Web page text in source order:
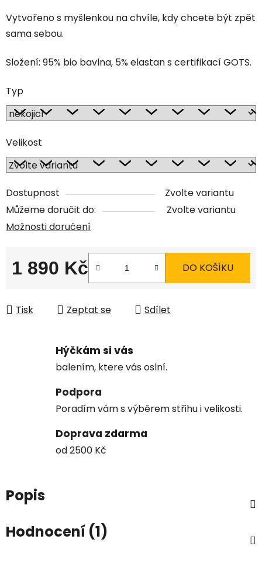
Vytvořeno s myšlenkou na chvíle, kdy chcete být zpět
sama sebou.
Složení: 95% bio bavlna, 5% elastan s certifikací GOTS.
Typ
Velikost
Dostupnost
Zvolte variantu
Můžeme doručit do:
Zvolte variantu
Možnosti doručení
1 890 Kč DO KOŠÍKU
Tisk Zeptat se Sdílet
Hýčkám si vás
balením, ktere vás oslní.
Podpora
Poradím vám s výběrem střihu i velikosti.
Doprava zdarma
od 2500 Kč
Popis
Hodnocení (1)